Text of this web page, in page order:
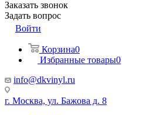
Заказать звонок
Задать вопрос
Войти
Корзина0
Избранные товары0
info@dkvinyl.ru
г. Москва, ул. Бажова д. 8